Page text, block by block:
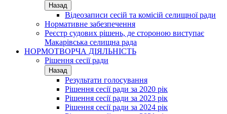
Назад
Відеозаписи сесій та комісій селищної ради
Нормативне забезпечення
Реєстр судових рішень, де стороною виступає
Макарівська селищна рада
НОРМОТВОРЧА ДІЯЛЬНІСТЬ
Рішення сесії ради
Назад
Результати голосування
Рішення сесії ради за 2020 рік
Рішення сесії ради за 2023 рік
Рішення сесії ради за 2024 рік